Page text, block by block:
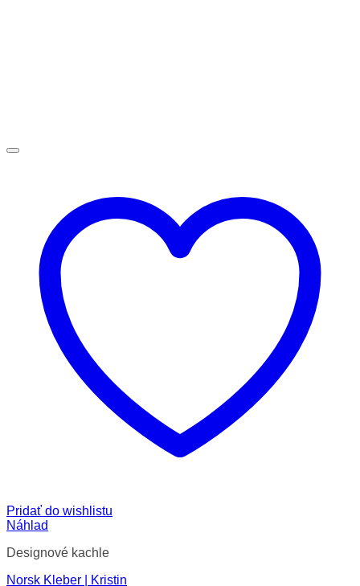
Pridať do wishlistu
Náhlad
Designové kachle
Norsk Kleber | Kristin